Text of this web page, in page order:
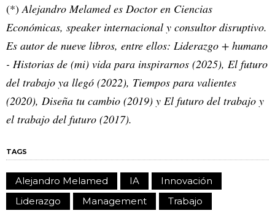
(*)Alejandro Melamed es Doctor en Ciencias
Económicas, speaker internacional y consultor disruptivo.
Es autor de nueve libros, entre ellos: Liderazgo + humano
- Historias de (mi) vida para inspirarnos (2025), El futuro
del trabajo ya llegó (2022), Tiempos para valientes
(2020), Diseña tu cambio (2019) y El futuro del trabajo y
el trabajo del futuro (2017).
TAGS
Alejandro Melamed IA
Innovación
Liderazgo
Management Trabajo